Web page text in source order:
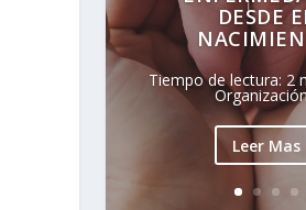
DESDE
Tiempo de lectura: 2
Leer Mas